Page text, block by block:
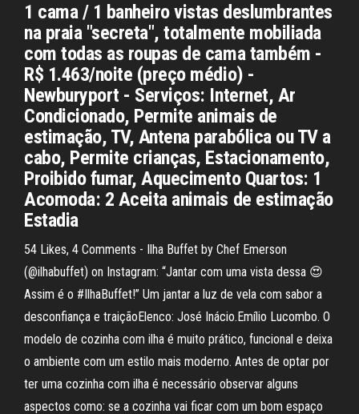
1 cama / 1 banheiro vistas deslumbrantes
na praia "secreta", totalmente mobiliada
com todas as roupas de cama também -
R$ 1.463/noite (preço médio) -
Newburyport - Serviços: Internet, Ar
Condicionado, Permite animais de
estimação, TV, Antena parabólica ou TV a
cabo, Permite crianças, Estacionamento,
Proibido fumar, Aquecimento Quartos: 1
Acomoda: 2 Aceita animais de estimação
Estadia
54 Likes, 4 Comments - Ilha Buffet by Chef Emerson
(@ilhabuffet) on Instagram: “Jantar com uma vista dessa 😍
Assim é o #IlhaBuffet!” Um jantar a luz de vela com sabor a
desconfiança e traiçãoElenco: José Inácio.Emílio Lucombo. O
modelo de cozinha com ilha é muito prático, funcional e deixa
o ambiente com um estilo mais moderno. Antes de optar por
ter uma cozinha com ilha é necessário observar alguns
aspectos como: se a cozinha vai ficar com um bom espaço